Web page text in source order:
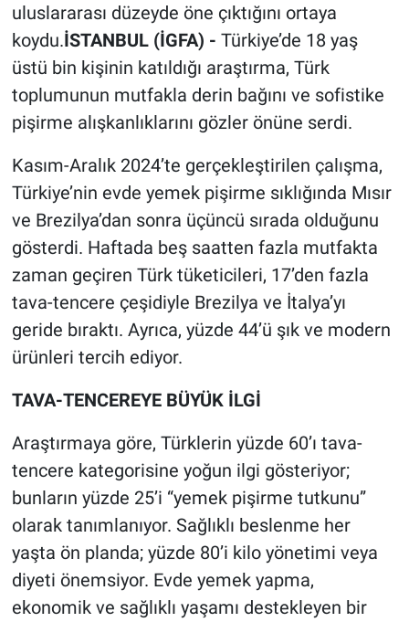
uluslararası düzeyde öne çıktığını ortaya
koydu.İSTANBUL (İGFA) - Türkiye’de 18 yaş
üstü bin kişinin katıldığı araştırma, Türk
toplumunun mutfakla derin bağını ve sofistike
pişirme alışkanlıklarını gözler önüne serdi.
Kasım-Aralık 2024’te gerçekleştirilen çalışma,
Türkiye’nin evde yemek pişirme sıklığında Mısır
ve Brezilya’dan sonra üçüncü sırada olduğunu
gösterdi. Haftada beş saatten fazla mutfakta
zaman geçiren Türk tüketicileri, 17’den fazla
tava-tencere çeşidiyle Brezilya ve İtalya’yı
geride bıraktı. Ayrıca, yüzde 44’ü şık ve modern
ürünleri tercih ediyor.
TAVA-TENCEREYE BÜYÜK İLGİ
Araştırmaya göre, Türklerin yüzde 60’ı tava-
tencere kategorisine yoğun ilgi gösteriyor;
bunların yüzde 25’i “yemek pişirme tutkunu”
olarak tanımlanıyor. Sağlıklı beslenme her
yaşta ön planda; yüzde 80’i kilo yönetimi veya
diyeti önemsiyor. Evde yemek yapma,
ekonomik ve sağlıklı yaşamı destekleyen bir